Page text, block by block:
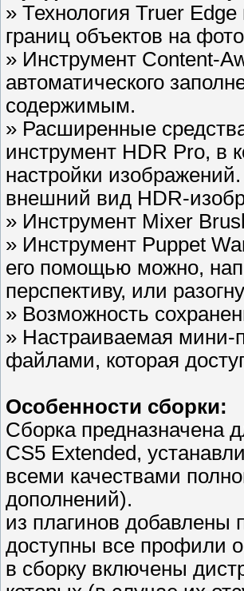
» Технология Truer
границ объектов на
» Инструмент Content-
автоматического
содержимым.
» Расширенные
инструмент HDR Pro, в
настройки
внешний вид HDR-
» Инструмент Mixer
» Инструмент Puppet
его помощью можно,
перспективу, или
» Возможность
» Настраиваемая мини-
файлами, которая
Особенности сборки:
Cборка предназначена
CS5 Extended,
всеми качествами
дополнений).
из плагинов добавлены
доступны все профили
в сборку включены